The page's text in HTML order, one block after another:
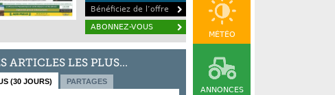
MÉTÉO
ANNONCES
Bénéficiez de l’offre
ABONNEZ-VOUS
ARTICLES LES PLUS...
(30 JOURS) PARTAGES